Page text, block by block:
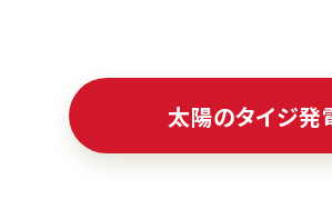
太陽のタイジ